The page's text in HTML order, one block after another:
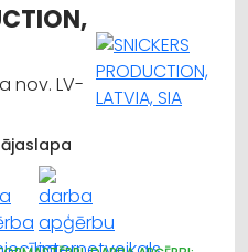
nov. LV-